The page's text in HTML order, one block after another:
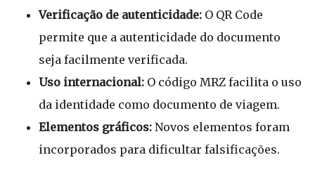
Verificação de autenticidade: O QR Code
permite que a autenticidade do documento
seja facilmente verificada.
Uso internacional: O código MRZ facilita o uso
da identidade como documento de viagem.
Elementos gráficos: Novos elementos foram
incorporados para dificultar falsificações.